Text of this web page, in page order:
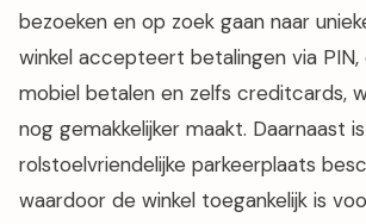
bezoeken en op zoek gaan naar
winkel accepteert betalingen via
mobiel betalen en zelfs creditcards,
nog gemakkelijker maakt. Daarnaast
rolstoelvriendelijke parkeerplaats
waardoor de winkel toegankelijk is